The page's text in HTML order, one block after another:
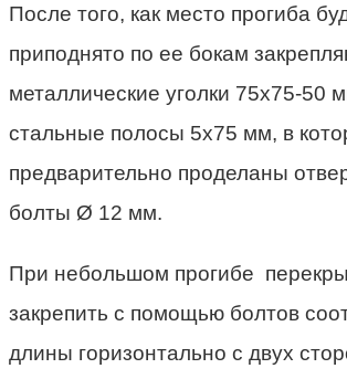
После того, как место прогиба
приподнято по ее бокам
металлические уголки 75х75-50
стальные полосы 5х75 мм, в
предварительно проделаны
болты Ø 12 мм.
При небольшом прогибе
закрепить с помощью болтов
длины горизонтально с двух